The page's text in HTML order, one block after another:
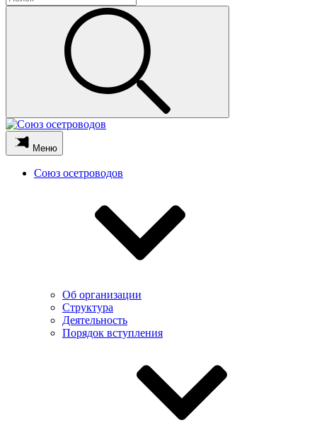
Меню
Союз осетроводов
Об организации
Структура
Деятельность
Порядок вступления